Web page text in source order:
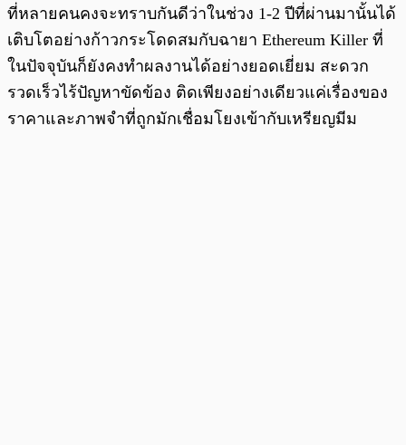
ที่หลายคนคงจะทราบกันดีว่าในช่วง 1-2 ปีที่ผ่านมานั้นได้
เติบโตอย่างก้าวกระโดดสมกับฉายา Ethereum Killer ที่
ในปัจจุบันก็ยังคงทำผลงานได้อย่างยอดเยี่ยม สะดวก
รวดเร็วไร้ปัญหาขัดข้อง ติดเพียงอย่างเดียวแค่เรื่องของ
ราคาและภาพจำที่ถูกมักเชื่อมโยงเข้ากับเหรียญมีม